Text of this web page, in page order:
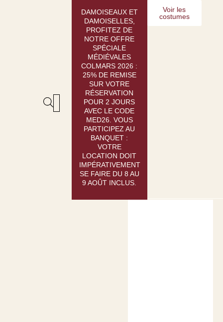
DAMOISEAUX ET
DAMOISELLES,
PROFITEZ DE
NOTRE OFFRE
SPÉCIALE
MÉDIÉVALES
COLMARS 2026 :
25% DE REMISE
SUR VOTRE
RÉSERVATION
POUR 2 JOURS
AVEC LE CODE
MED26. VOUS
PARTICIPEZ AU
BANQUET :
VOTRE
LOCATION DOIT
IMPÉRATIVEMENT
SE FAIRE DU 8 AU
9 AOÛT INCLUS.
Voir les
costumes